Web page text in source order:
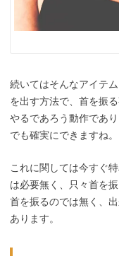
続いてはそんなアイテ
を出す方法で、首を振
やるであろう動作であ
でも確実にできますね。
これに関しては今すぐ
は必要無く、只々首を
首を振るのでは無く、
あります。